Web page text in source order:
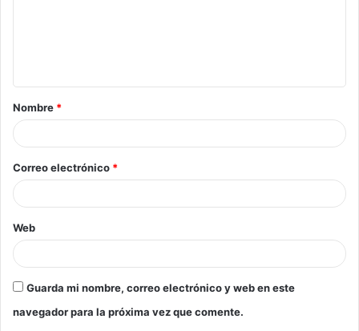
Nombre *
Correo electrónico *
Web
Guarda mi nombre, correo electrónico y web en este
navegador para la próxima vez que comente.